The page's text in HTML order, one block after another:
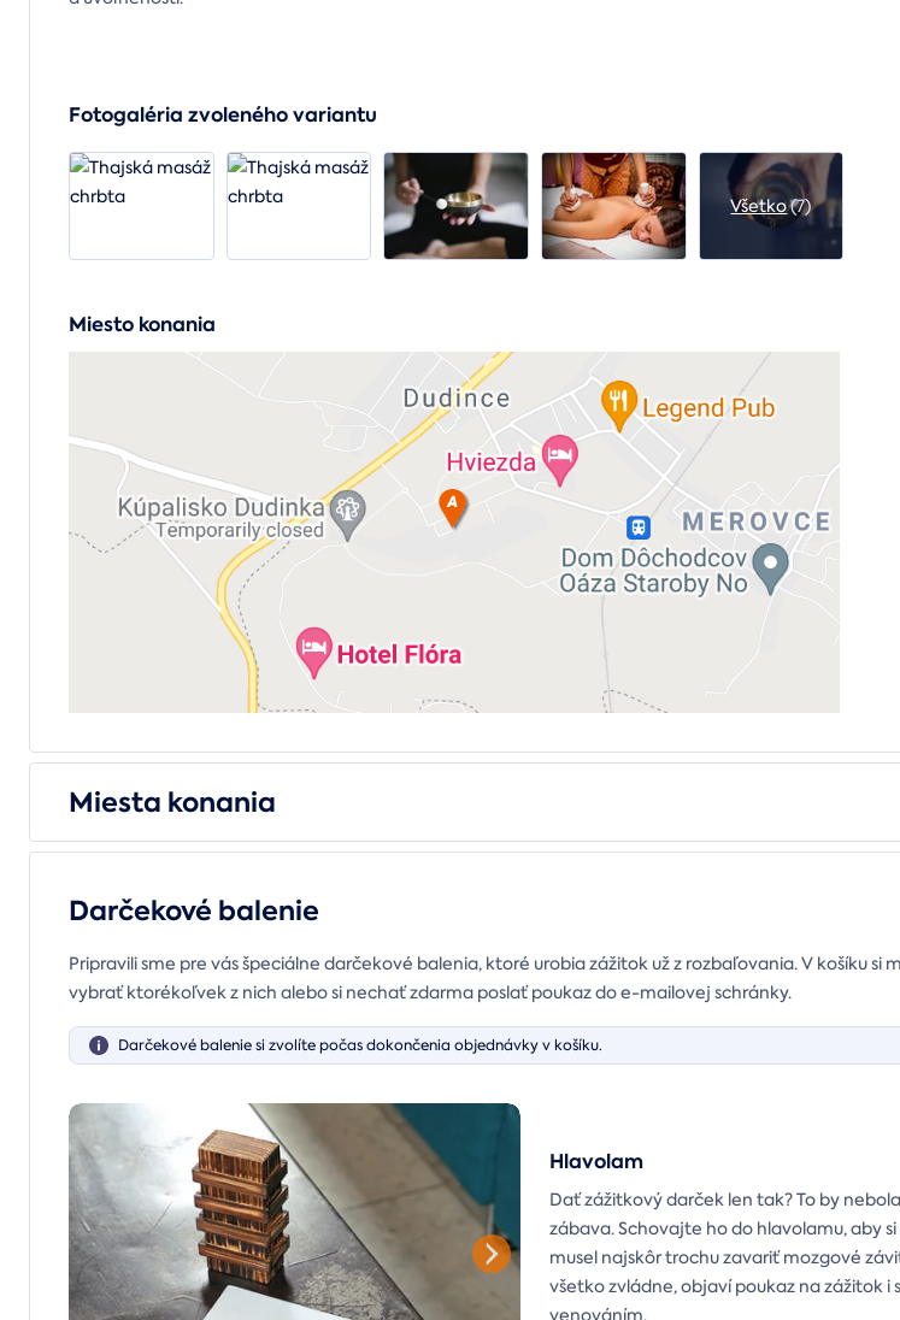
Fotogaléria zvoleného variantu
Všetko(7)
Miesto konania
Miesta konania
Darčekové balenie
Pripravili sme pre vás špeciálne darčekové balenia, ktoré urobia zážitok už z rozbaľovania. V košíku si
vybrať ktorékoľvek z nich alebo si nechať zdarma poslať poukaz do e-mailovej schránky.
Darčekové balenie si zvolíte počas dokončenia objednávky v košíku.
Hlavolam
Dať zážitkový darček len tak? To by
zábava. Schovajte ho do hlavolamu, aby
musel najskôr trochu zavariť mozgové
všetko zvládne, objaví poukaz na zážitok i
venováním.